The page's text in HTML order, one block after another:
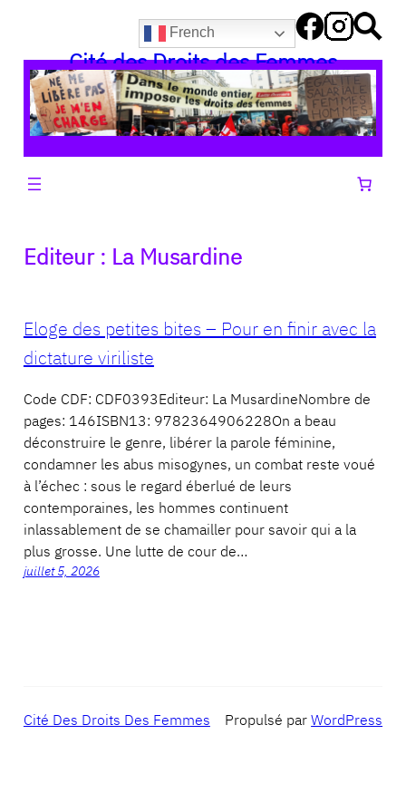
contenu
French
Cité des Droits des Femmes
Editeur : La Musardine
Eloge des petites bites – Pour en finir avec la
dictature viriliste
Code CDF: CDF0393Editeur: La MusardineNombre de
pages: 146ISBN13: 9782364906228On a beau
déconstruire le genre, libérer la parole féminine,
condamner les abus misogynes, un combat reste voué
à l’échec : sous le regard éberlué de leurs
contemporaines, les hommes continuent
inlassablement de se chamailler pour savoir qui a la
plus grosse. Une lutte de cour de…
juillet 5, 2026
Cité Des Droits Des Femmes Propulsé parWordPress